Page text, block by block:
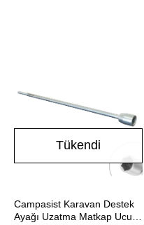
Tükendi
Campasist Karavan Destek
Ayağı Uzatma Matkap Ucu